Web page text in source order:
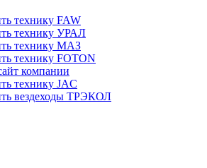
технику FAW
технику УРАЛ
технику МАЗ
технику FOTON
компании
технику JAC
вездеходы ТРЭКОЛ